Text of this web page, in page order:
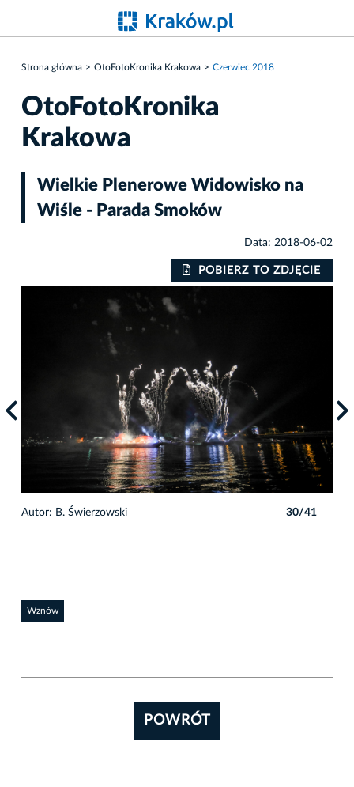
Strona główna OtoFotoKronika Krakowa Czerwiec 2018
OtoFotoKronika
Krakowa
Wielkie Plenerowe Widowisko na
Wiśle - Parada Smoków
Data: 2018-06-02
POBIERZ TO ZDJĘCIE
Autor: B. Świerzowski 30/41
Wznów
POWRÓT